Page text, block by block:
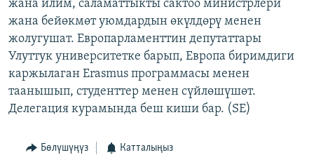
жана илим, саламаттыкты сактоо министрлери
жана бейөкмөт уюмдардын өкүлдөрү менен
жолугушат. Европарламенттин депутаттары
Улуттук университетке барып, Европа биримдиги
каржылаган Erasmus программасы менен
таанышып, студенттер менен сүйлөшүшөт.
Делегация курамында беш киши бар. (SE)
Бөлүшүңүз Катталыңыз